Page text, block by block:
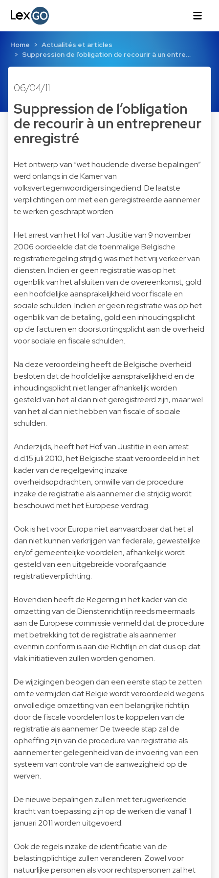
Home
Actualités et articles
Suppression de l’obligation de recourir à un entre…
06/04/11
Suppression de l’obligation
de recourir à un entrepreneur
enregistré
Het ontwerp van “wet houdende diverse bepalingen”
werd onlangs in de Kamer van
volksvertegenwoordigers ingediend. De laatste
verplichtingen om met een geregistreerde aannemer
te werken geschrapt worden
Het arrest van het Hof van Justitie van 9 november
2006 oordeelde dat de toenmalige Belgische
registratieregeling strijdig was met het vrij verkeer van
diensten. Indien er geen registratie was op het
ogenblik van het afsluiten van de overeenkomst, gold
een hoofdelijke aansprakelijkheid voor fiscale en
sociale schulden. Indien er geen registratie was op het
ogenblik van de betaling, gold een inhoudingsplicht
op de facturen en doorstortingsplicht aan de overheid
voor sociale en fiscale schulden.
Na deze veroordeling heeft de Belgische overheid
besloten dat de hoofdelijke aansprakelijkheid en de
inhoudingsplicht niet langer afhankelijk worden
gesteld van het al dan niet geregistreerd zijn, maar wel
van het al dan niet hebben van fiscale of sociale
schulden.
Anderzijds, heeft het Hof van Justitie in een arrest
d.d.15 juli 2010, het Belgische staat veroordeeld in het
kader van de regelgeving inzake
overheidsopdrachten, omwille van de procedure
inzake de registratie als aannemer die strijdig wordt
beschouwd met het Europese verdrag.
Ook is het voor Europa niet aanvaardbaar dat het al
dan niet kunnen verkrijgen van federale, gewestelijke
en/of gemeentelijke voordelen, afhankelijk wordt
gesteld van een uitgebreide voorafgaande
registratieverplichting.
Bovendien heeft de Regering in het kader van de
omzetting van de Dienstenrichtlijn reeds meermaals
aan de Europese commissie vermeld dat de procedure
met betrekking tot de registratie als aannemer
evenmin conform is aan die Richtlijn en dat dus op dat
vlak initiatieven zullen worden genomen.
De wijzigingen beogen dan een eerste stap te zetten
om te vermijden dat België wordt veroordeeld wegens
onvolledige omzetting van een belangrijke richtlijn
door de fiscale voordelen los te koppelen van de
registratie als aannemer. De tweede stap zal de
opheffing zijn van de procedure van registratie als
aannemer ter gelegenheid van de invoering van een
systeem van controle van de aanwezigheid op de
werven.
De nieuwe bepalingen zullen met terugwerkende
kracht van toepassing zijn op de werken die vanaf 1
januari 2011 worden uitgevoerd.
Ook de regels inzake de identificatie van de
belastingplichtige zullen veranderen. Zowel voor
natuurlijke personen als voor rechtspersonen zal het